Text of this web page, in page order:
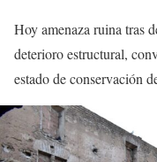
Hoy amenaza ruina tras
deterioro estructural,
estado de conservación